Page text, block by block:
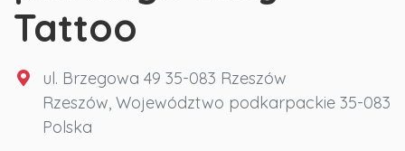
Tattoo
ul. Brzegowa 49 35-083 Rzeszów
Rzeszów, Województwo podkarpackie 35-083
Polska